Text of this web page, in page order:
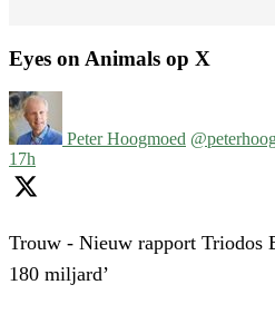
Eyes on Animals op X
Peter Hoogmoed
17h
Trouw - Nieuw rapport Triodos
180 miljard’